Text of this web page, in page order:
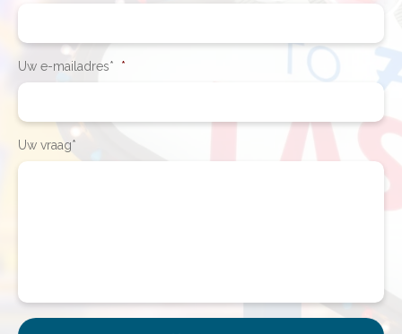
Uw e-mailadres* *
Uw vraag*